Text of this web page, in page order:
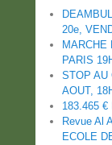
20e,
MARCHE
PARIS
STOP AU
AOUT,
183.465 €
Revue Al
ECOLE